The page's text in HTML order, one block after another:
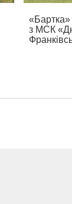
«Бартка»
з МСК